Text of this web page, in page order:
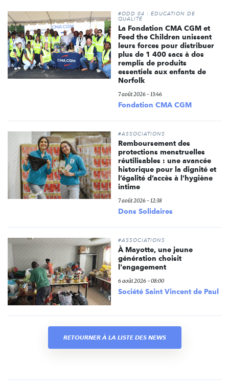
#ODD 04 : ÉDUCATION DE
QUALITÉ
La Fondation CMA CGM et
Feed the Children unissent
leurs forces pour distribuer
plus de 1 400 sacs à dos
remplis de produits
essentiels aux enfants de
Norfolk
7 août 2026 - 13:46
Fondation CMA CGM
#ASSOCIATIONS
Remboursement des
protections menstruelles
réutilisables : une avancée
historique pour la dignité et
l’égalité d’accès à l’hygiène
intime
7 août 2026 - 12:38
Dons Solidaires
#ASSOCIATIONS
À Mayotte, une jeune
génération choisit
l'engagement
6 août 2026 - 08:00
Société Saint Vincent de Paul
RETOURNER À LA LISTE DES NEWS